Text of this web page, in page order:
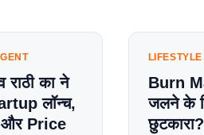
का ने
लॉन्च,
और Price
LIFESTYLE
Burn
जलने के